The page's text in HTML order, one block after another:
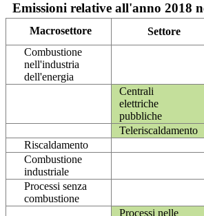
Emissioni relative all'anno 2018
Macrosettore Settore
Combustione
nell'industria
dell'energia
Centrali
elettriche
pubbliche
Teleriscaldamento
Riscaldamento
Combustione
industriale
Processi senza
combustione
Processi nelle